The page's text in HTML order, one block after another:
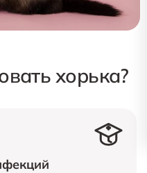
хорька?